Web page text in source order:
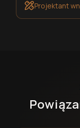
Projektant